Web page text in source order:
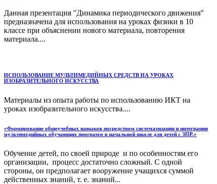
Данная презентация "Динамика периодического движения"
предназначена для использования на уроках физики в 10
классе при объяснении нового материала, повторения
материала....
ИСПОЛЬЗОВАНИЕ МУЛЬТИМЕДИЙНЫХ СРЕДСТВ НА УРОКАХ
ИЗОБРАЗИТЕЛЬНОГО ИСКУССТВА
Материалы из опыта работы по использованию ИКТ на
уроках изобразительного искусства....
«Формирование общеучебных навыков посредством систематизации и интеграции
мультимедийных обучающих программ в начальной школе для детей с ЗПР.»
Обучение детей, по своей природе и по особенностям его
организации, процесс достаточно сложный. С одной
стороны, он предполагает вооружение учащихся суммой
действенных знаний, т. е. знаний...